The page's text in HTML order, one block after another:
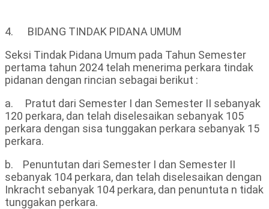
4. BIDANG TINDAK PIDANA UMUM
Seksi Tindak Pidana Umum pada Tahun Semester
pertama tahun 2024 telah menerima perkara tindak
pidanan dengan rincian sebagai berikut :
a. Pratut dari Semester I dan Semester II sebanyak
120 perkara, dan telah diselesaikan sebanyak 105
perkara dengan sisa tunggakan perkara sebanyak 15
perkara.
b. Penuntutan dari Semester I dan Semester II
sebanyak 104 perkara, dan telah diselesaikan dengan
Inkracht sebanyak 104 perkara, dan penuntuta n tidak
tunggakan perkara.